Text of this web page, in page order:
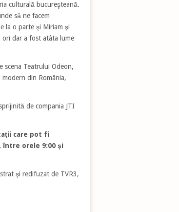
culturală bucureşteană.
să ne facem
la o parte şi Miriam şi
ori dar a fost atâta lume
scena Teatrului Odeon,
din România,
de compania JTI
care pot fi
între orele 9:00 şi
şi redifuzat de TVR3,